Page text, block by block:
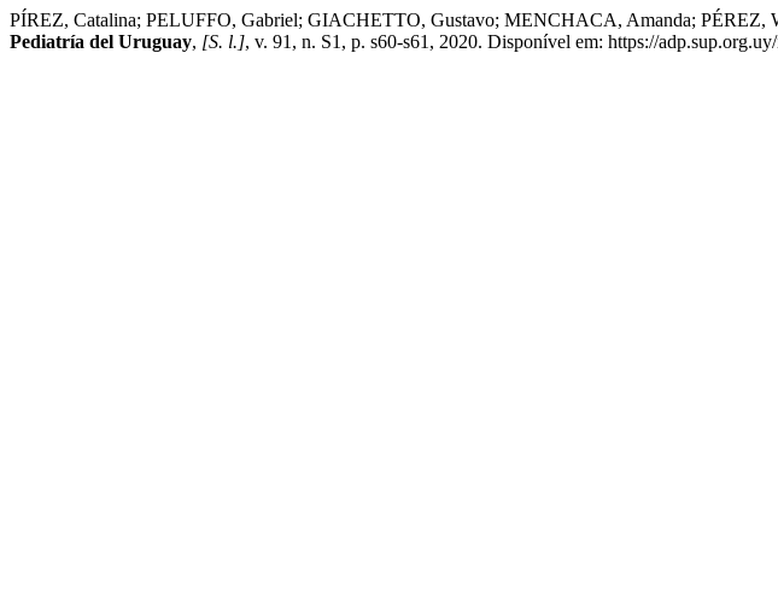
PÍREZ, Catalina; PELUFFO, Gabriel; GIACHETTO, Gustavo; MENCHACA, Amanda; PÉREZ,
Pediatría del Uruguay, [S. l.], v. 91, n. S1, p. s60-s61, 2020. Disponível em: https://